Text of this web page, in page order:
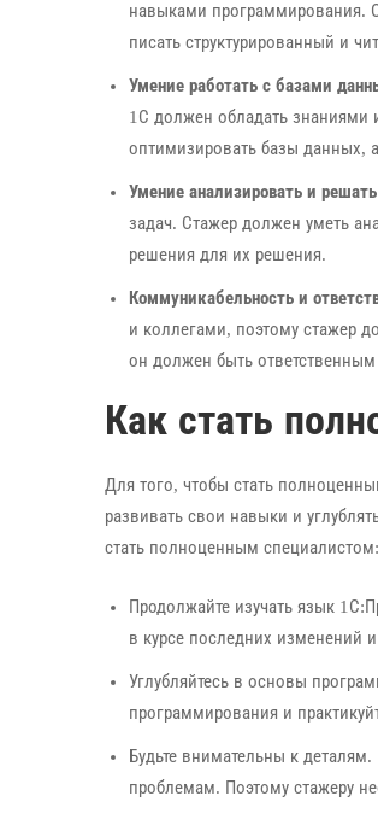
навыками программирования.
писать структурированный и
Умение работать с базами
1С должен обладать знаниями
оптимизировать базы данных,
Умение анализировать и
задач. Стажер должен уметь
решения для их решения.
Коммуникабельность и
и коллегами, поэтому стажер
он должен быть
Как стать
Для того, чтобы стать
развивать свои навыки и
стать полноценным специалистом:
Продолжайте изучать язык
в курсе последних изменений
Углубляйтесь в основы
программирования и
Будьте внимательны к
проблемам. Поэтому стажеру